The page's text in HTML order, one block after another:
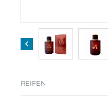

REIFEN